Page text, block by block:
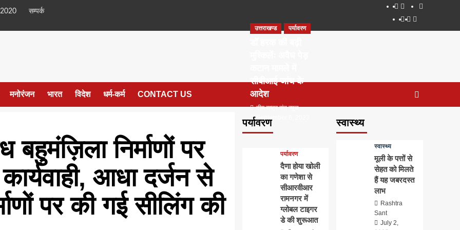
सम्पर्क
About
WEB
SERIES
Dehradun
Smart
Life
in
Places
to
सम्पर्क
मनोरंजन भारत विदेश धर्म-कर्म CONTACT US
निर्माणों पर
आधा दर्जन से
पर की गई सीलिंग की
पर्यावरण
उत्तराखण्ड पर्यावरण
सीबीआई जांच के
आदेश
टीम राष्ट्र संत न्यूज
September 6, 2023
0
पर्यावरण
दैणा होया खोली
का गणेशा से
सीआरवीआर
रामनगर में
ग्लोबल टाइगर
डे की शुरूआत
स्वास्थ्य
स्वास्थ्य
मूली के पत्तों से
सेहत को मिलते
हैं यह जबरदस्त
लाभ
Rashtra
Sant
July 2,